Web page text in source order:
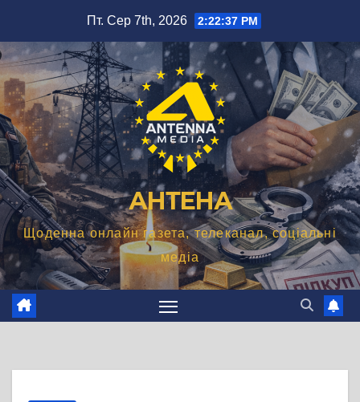
вмісту
Пт. Сер 7th, 2026 2:22:38 PM
АНТЕНА
Щоденна онлайн газета, телеканал, соціальні
медіа